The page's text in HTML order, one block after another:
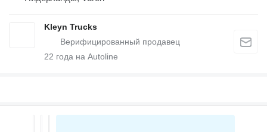
Kleyn Trucks
22 года на Autoline